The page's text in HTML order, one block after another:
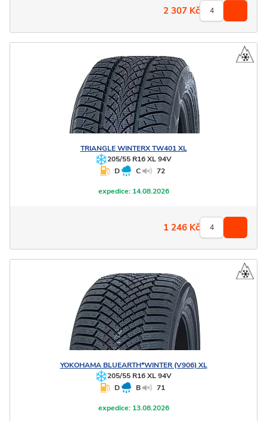
2 307 Kč
TRIANGLEWINTERX TW401 XL
205/55 R16 XL 94V
D
C 72
expedice:14.08.2026
1 246 Kč
YOKOHAMABLUEARTH*WINTER (V906) XL
205/55 R16 XL 94V
D
B 71
expedice:13.08.2026